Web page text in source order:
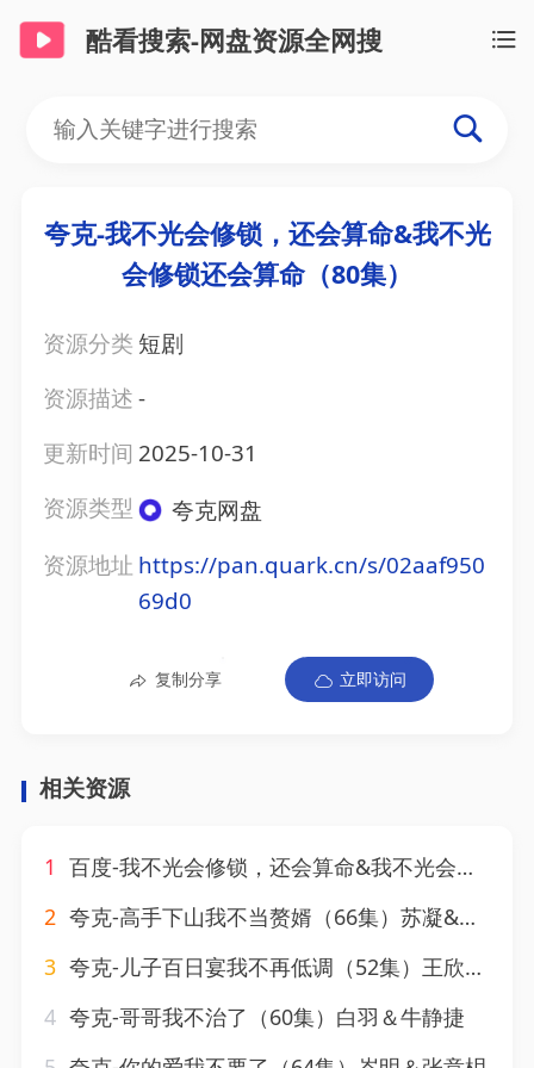
酷看搜索-网盘资源全网搜
夸克-我不光会修锁，还会算命&我不光
会修锁还会算命（80集）
资源分类 短剧
资源描述-
更新时间 2025-10-31
资源类型
夸克网盘
资源地址 https://pan.quark.cn/s/02aaf950
69d0
复制分享 立即访问
相关资源
1 百度-我不光会修锁，还会算命&我不光会修锁还会算命（80集）
2 夸克-高手下山我不当赘婿（66集）苏凝&鲜嘉臣
3 夸克-儿子百日宴我不再低调（52集）王欣滢&叶台情
4 夸克-哥哥我不治了（60集）白羽＆牛静捷